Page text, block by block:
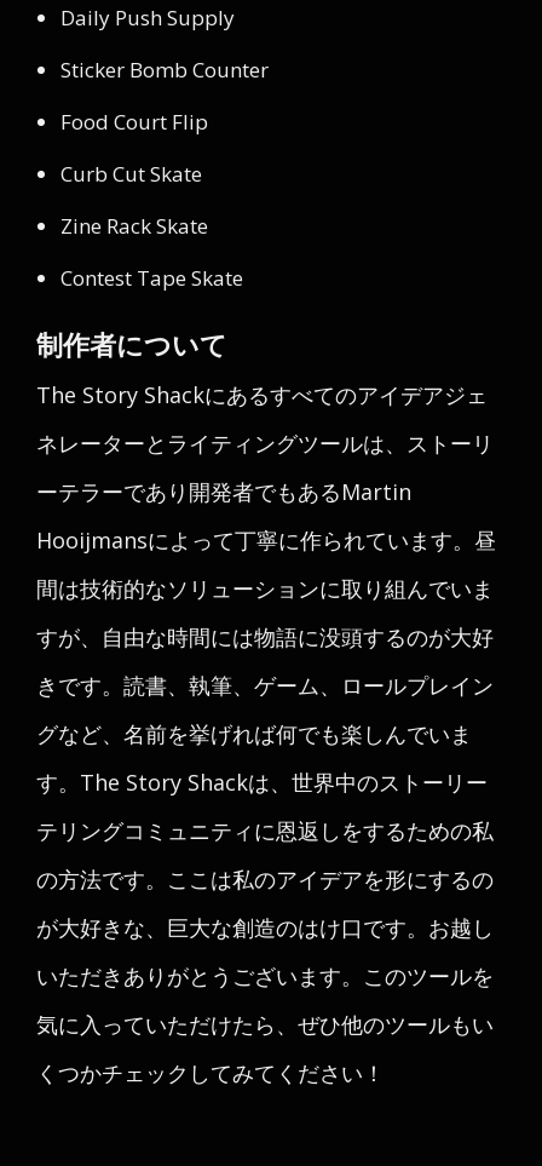
Daily Push Supply
Sticker Bomb Counter
Food Court Flip
Curb Cut Skate
Zine Rack Skate
Contest Tape Skate
制作者について
The Story Shackにあるすべてのアイデアジェ
ネレーターとライティングツールは、ストーリ
ーテラーであり開発者でもあるMartin
Hooijmansによって丁寧に作られています。昼
間は技術的なソリューションに取り組んでいま
すが、自由な時間には物語に没頭するのが大好
きです。読書、執筆、ゲーム、ロールプレイン
グなど、名前を挙げれば何でも楽しんでいま
す。The Story Shackは、世界中のストーリー
テリングコミュニティに恩返しをするための私
の方法です。ここは私のアイデアを形にするの
が大好きな、巨大な創造のはけ口です。お越し
いただきありがとうございます。このツールを
気に入っていただけたら、ぜひ他のツールもい
くつかチェックしてみてください！